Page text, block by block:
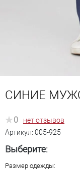
СИНИЕ
0
нет отзывов
Артикул: 005-925
Выберите:
Размер одежды: